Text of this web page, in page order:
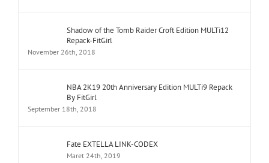
Shadow of the Tomb Raider Croft Edition MULTi12
Repack-FitGirl
November 26th, 2018
NBA 2K19 20th Anniversary Edition MULTi9 Repack
By FitGirl
September 18th, 2018
Fate EXTELLA LINK-CODEX
Maret 24th, 2019